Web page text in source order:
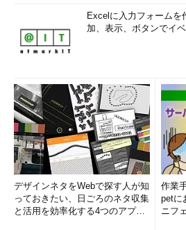
Excelに入力フォームを
加、表示、ボタンでイ
デザインネタをWebで探す人が知
っておきたい、日ごろのネタ収集
と活用を効率化する4つのアプリ
作業
petに
ニフ